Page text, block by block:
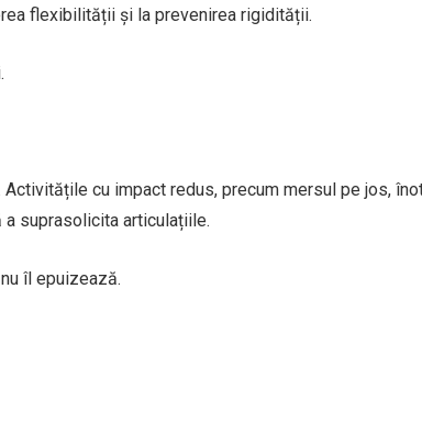
flexibilității și la prevenirea rigidității.
cu impact redus, precum mersul pe jos,
suprasolicita articulațiile.
îl epuizează.